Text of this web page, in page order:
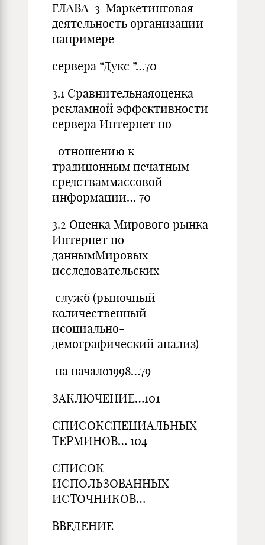
ГЛАВА 3 Маркетинговая
деятельность организации
напримере
сервера “Дукс ”…70
3.1 Сравнительнаяоценка
рекламной эффективности
сервера Интернет по
отношению к
традицонным печатным
средстваммассовой
информации… 70
3.2 Оценка Мирового рынка
Интернет по
даннымМировых
исследовательских
служб (рыночный
количественный
исоциально-
демографический анализ)
на начало1998…79
ЗАКЛЮЧЕНИЕ…101
СПИСОКСПЕЦИАЛЬНЫХ
ТЕРМИНОВ… 104
СПИСОК
ИСПОЛЬЗОВАННЫХ
ИСТОЧНИКОВ…
ВВЕДЕНИЕ